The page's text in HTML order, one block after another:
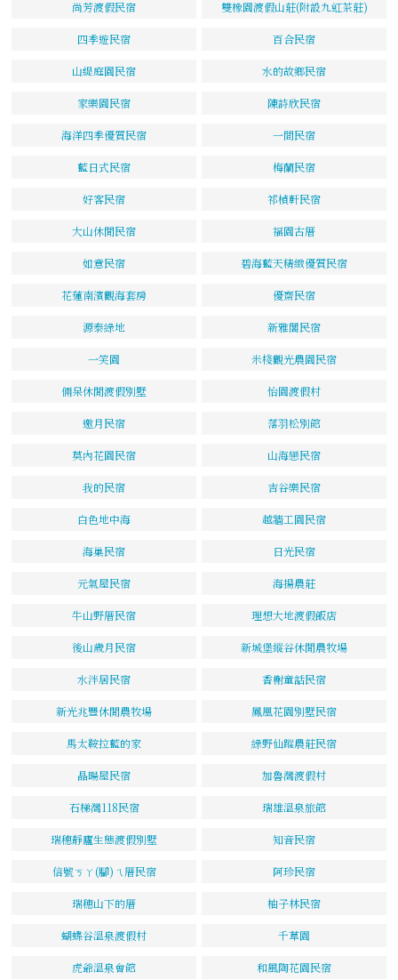
尚芳渡假民宿 雙橡園渡假山莊(附設九虹茶莊)
四季遊民宿 百合民宿
山緹庭園民宿 水的故鄉民宿
家樂園民宿 陳詩欣民宿
海洋四季優質民宿 一間民宿
藍日式民宿 梅蘭民宿
好客民宿 祁楨軒民宿
大山休閒民宿 福園古厝
如意民宿 碧海藍天精緻優質民宿
花蓮南濱觀海套房 優齋民宿
源泰綠地 新雅閣民宿
一笑園 米棧觀光農園民宿
倆呆休閒渡假別墅 怡園渡假村
邀月民宿 落羽松別館
莫內花園民宿 山海戀民宿
我的民宿 吉谷樂民宿
白色地中海 越牆工園民宿
海巢民宿 日光民宿
元氣屋民宿 海揚農莊
牛山野厝民宿 理想大地渡假飯店
後山歲月民宿 新城堡縱谷休閒農牧場
水泮居民宿 香榭童話民宿
新光兆豐休閒農牧場 鳳凰花園別墅民宿
馬太鞍拉藍的家 綠野仙蹤農莊民宿
晶暘屋民宿 加魯灣渡假村
石梯灣118民宿 瑞雄溫泉旅館
瑞穗靜廬生態渡假別墅 知音民宿
信號ㄎㄚ(腳)ㄟ厝民宿 阿珍民宿
瑞穗山下的厝 柚子林民宿
蝴蝶谷溫泉渡假村 千草園
虎爺溫泉會館 和風陶花園民宿